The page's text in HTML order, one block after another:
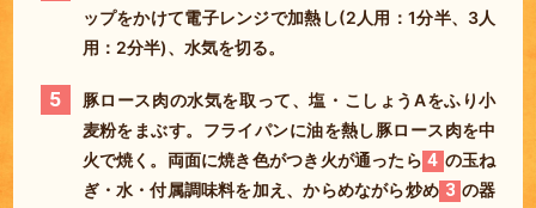
ップをかけて電子レンジで加熱し(2人用：1分半、3人
用：2分半)、水気を切る。
5
豚ロース肉の水気を取って、塩・こしょうAをふり小
麦粉をまぶす。フライパンに油を熱し豚ロース肉を中
火で焼く。 両面に焼き色がつき火が通ったら 4 の玉ね
ぎ・水・付属調味料を加え、からめながら炒め 3 の器